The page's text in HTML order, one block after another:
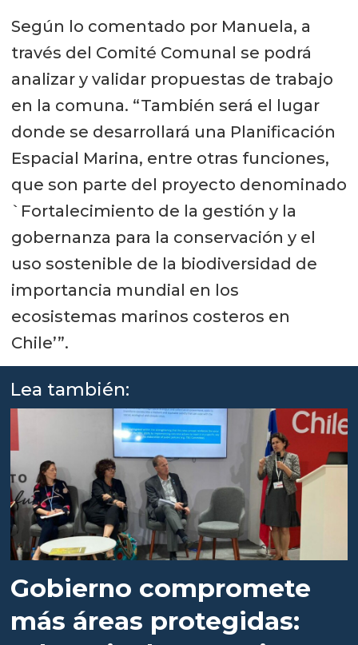
Según lo comentado por Manuela, a
través del Comité Comunal se podrá
analizar y validar propuestas de trabajo
en la comuna. “También será el lugar
donde se desarrollará una Planificación
Espacial Marina, entre otras funciones,
que son parte del proyecto denominado
`Fortalecimiento de la gestión y la
gobernanza para la conservación y el
uso sostenible de la biodiversidad de
importancia mundial en los
ecosistemas marinos costeros en
Chile’”.
Lea también:
Gobierno compromete
más áreas protegidas: